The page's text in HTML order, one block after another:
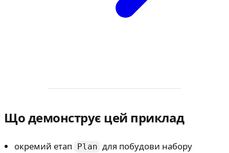
Що демонструє цей приклад
окремий етап Plan для побудови набору